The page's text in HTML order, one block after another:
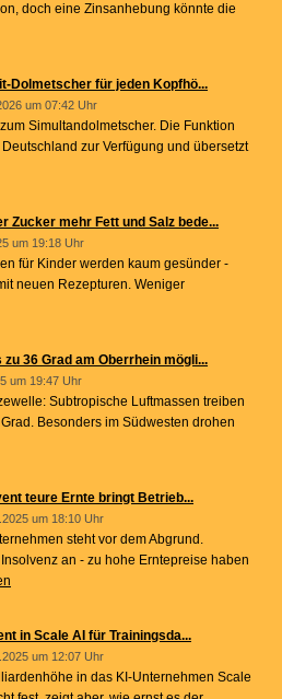
doch eine Zinsanhebung könnte die
Dolmetscher für jeden Kopfhö...
um 07:42 Uhr
Simultandolmetscher. Die Funktion
zur Verfügung und übersetzt
Zucker mehr Fett und Salz bede...
um 19:18 Uhr
für Kinder werden kaum gesünder -
neuen Rezepturen. Weniger
36 Grad am Oberrhein mögli...
um 19:47 Uhr
Subtropische Luftmassen treiben
Besonders im Südwesten drohen
teure Ernte bringt Betrieb...
um 18:10 Uhr
steht vor dem Abgrund.
an - zu hohe Erntepreise haben
in Scale AI für Trainingsda...
um 12:07 Uhr
in das KI-Unternehmen Scale